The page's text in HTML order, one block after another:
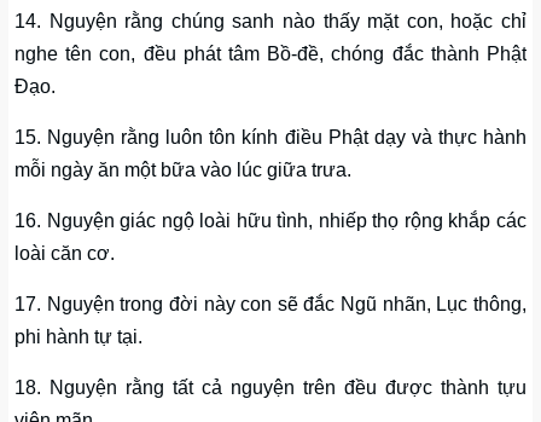
14. Nguyện rằng chúng sanh nào thấy mặt con, hoặc chỉ
nghe tên con, đều phát tâm Bồ-đề, chóng đắc thành Phật
Ðạo.
15. Nguyện rằng luôn tôn kính điều Phật dạy và thực hành
mỗi ngày ăn một bữa vào lúc giữa trưa.
16. Nguyện giác ngộ loài hữu tình, nhiếp thọ rộng khắp các
loài căn cơ.
17. Nguyện trong đời này con sẽ đắc Ngũ nhãn, Lục thông,
phi hành tự tại.
18. Nguyện rằng tất cả nguyện trên đều được thành tựu